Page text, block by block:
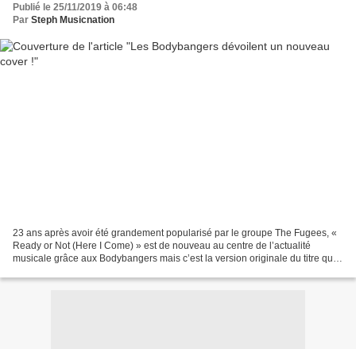
Publié le 25/11/2019 à 06:48
Par Steph Musicnation
23 ans après avoir été grandement popularisé par le groupe The Fugees, «
Ready or Not (Here I Come) » est de nouveau au centre de l’actualité
musicale grâce aux Bodybangers mais c’est la version originale du titre que